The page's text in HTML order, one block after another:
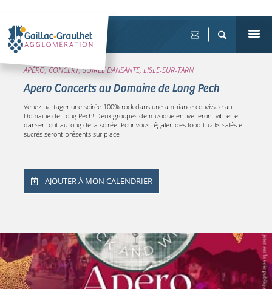
APÉRO, CONCERT, SOIRÉE DANSANTE, LISLE-SUR-TARN
Apero Concerts au Domaine de Long Pech
Venez partager une soirée 100% rock dans une ambiance conviviale au
Domaine de Long Pech! Deux groupes de musique en live feront vibrer et
danser tout au long de la soirée. Pour vous régaler, des food trucks salés et
sucrés seront présents sur place
AJOUTER À MON CALENDRIER